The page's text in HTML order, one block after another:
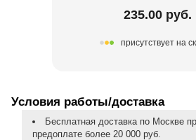
235.00 руб.
присутствует на
Условия работы/доставка
Бесплатная доставка по Москве
предоплате более 20 000 руб.